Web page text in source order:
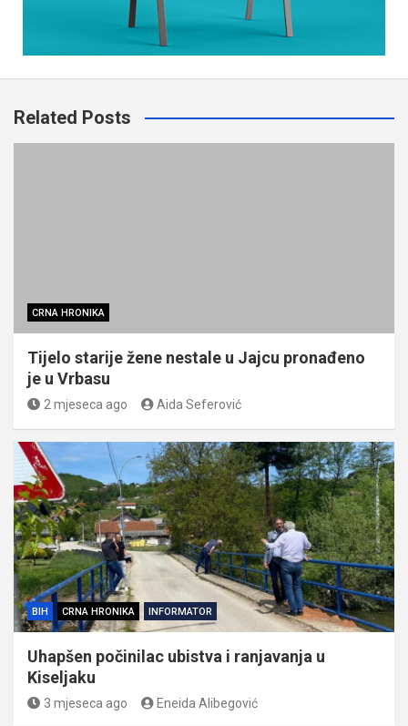
Related Posts
CRNA HRONIKA
Tijelo starije žene nestale u Jajcu pronađeno
je u Vrbasu
2 mjeseca ago Aida Seferović
BIH CRNA HRONIKA INFORMATOR
Uhapšen počinilac ubistva i ranjavanja u
Kiseljaku
3 mjeseca ago Eneida Alibegović